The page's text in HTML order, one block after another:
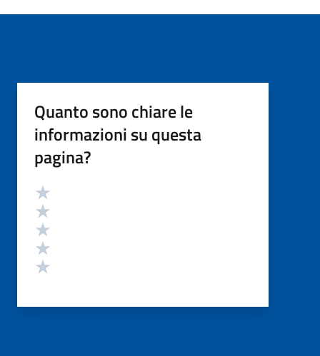
Quanto sono chiare le
informazioni su questa
pagina?
Valutazione